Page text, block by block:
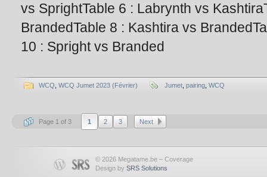
vs SprightTable 6 : Labrynth vs
BrandedTable 8 : Kashtira vs
10 : Spright vs Branded
WCQ WCQ Jumet 2023 (Février) Jumet pairing WCQ
Page 1 of 3 1 2 3 Next
© 2026 Megatame.be – Coverage
Design by SRS Solutions